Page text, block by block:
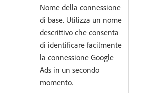
Nome della connessione
di base. Utilizza un nome
descrittivo che consenta
di identificare facilmente
la connessione Google
Ads in un secondo
momento.